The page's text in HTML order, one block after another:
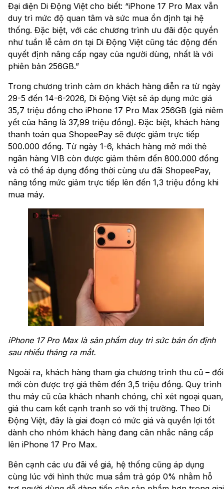
Đại diện Di Động Việt cho biết: “iPhone 17 Pro Max vẫn
duy trì mức độ quan tâm và sức mua ổn định tại hệ
thống. Đặc biệt, với các chương trình ưu đãi độc quyền
như tuần lễ cảm ơn tại Di Động Việt cũng tác động đến
quyết định nâng cấp ngay của người dùng, nhất là với
phiên bản 256GB.”
Trong chương trình cảm ơn khách hàng diễn ra từ ngày
29-5 đến 14-6-2026, Di Động Việt sẽ áp dụng mức giá
35,7 triệu đồng cho iPhone 17 Pro Max 256GB (giá niêm
yết của hãng là 37,99 triệu đồng). Đặc biệt, khách hàng
thanh toán qua ShopeePay sẽ được giảm trực tiếp
500.000 đồng. Từ ngày 1-6, khách hàng mở mới thẻ
ngân hàng VIB còn được giảm thêm đến 800.000 đồng
và có thể áp dụng đồng thời cùng ưu đãi ShopeePay,
nâng tổng mức giảm trực tiếp lên đến 1,3 triệu đồng khi
mua máy.
iPhone 17 Pro Max là sản phẩm duy trì sức bán ổn định
sau nhiều tháng ra mắt.
Ngoài ra, khách hàng tham gia chương trình thu cũ – đổi
mới còn được trợ giá thêm đến 3,5 triệu đồng. Quy trình
thu máy cũ của khách nhanh chóng, chỉ xét ngoại quan,
giá thu cam kết cạnh tranh so với thị trường. Theo Di
Động Việt, đây là giai đoạn có mức giá và quyền lợi tốt
dành cho nhóm khách hàng đang cân nhắc nâng cấp
lên iPhone 17 Pro Max.
Bên cạnh các ưu đãi về giá, hệ thống cũng áp dụng
cùng lúc với hình thức mua sắm trả góp 0% nhằm hỗ